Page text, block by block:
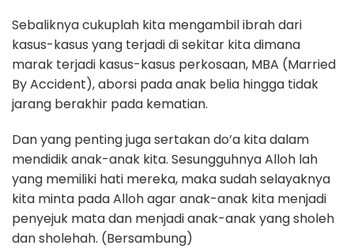
Sebaliknya cukuplah kita mengambil ibrah dari
kasus-kasus yang terjadi di sekitar kita dimana
marak terjadi kasus-kasus perkosaan, MBA (Married
By Accident), aborsi pada anak belia hingga tidak
jarang berakhir pada kematian.
Dan yang penting juga sertakan do’a kita dalam
mendidik anak-anak kita. Sesungguhnya Alloh lah
yang memiliki hati mereka, maka sudah selayaknya
kita minta pada Alloh agar anak-anak kita menjadi
penyejuk mata dan menjadi anak-anak yang sholeh
dan sholehah. (Bersambung)